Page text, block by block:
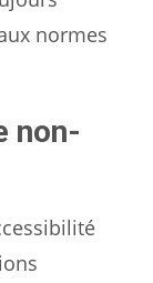
normes
non-